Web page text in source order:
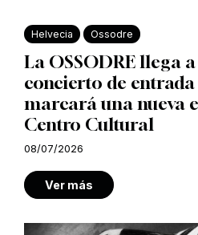
Helvecia Ossodre
La OSSODRE llega
concierto de
marcará una nueva
Centro Cultural
08/07/2026
Ver más